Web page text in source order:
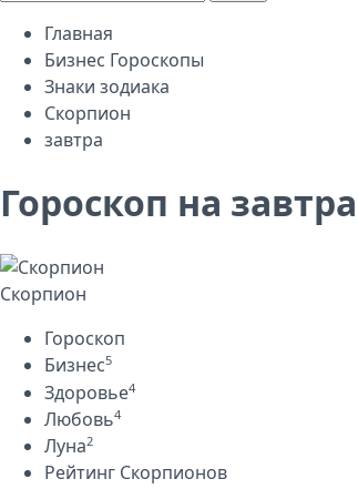
Главная
Бизнес Гороскопы
Знаки зодиака
Скорпион
завтра
Гороскоп на
Скорпион
Гороскоп
Бизнес5
Здоровье4
Любовь4
Луна2
Рейтинг Скорпионов